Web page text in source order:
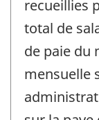
recueillies
total de
de paie du
mensuelle